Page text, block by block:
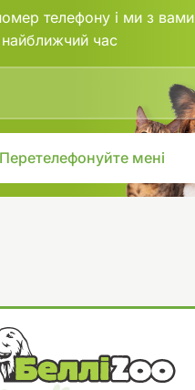
телефону і ми з вами
час